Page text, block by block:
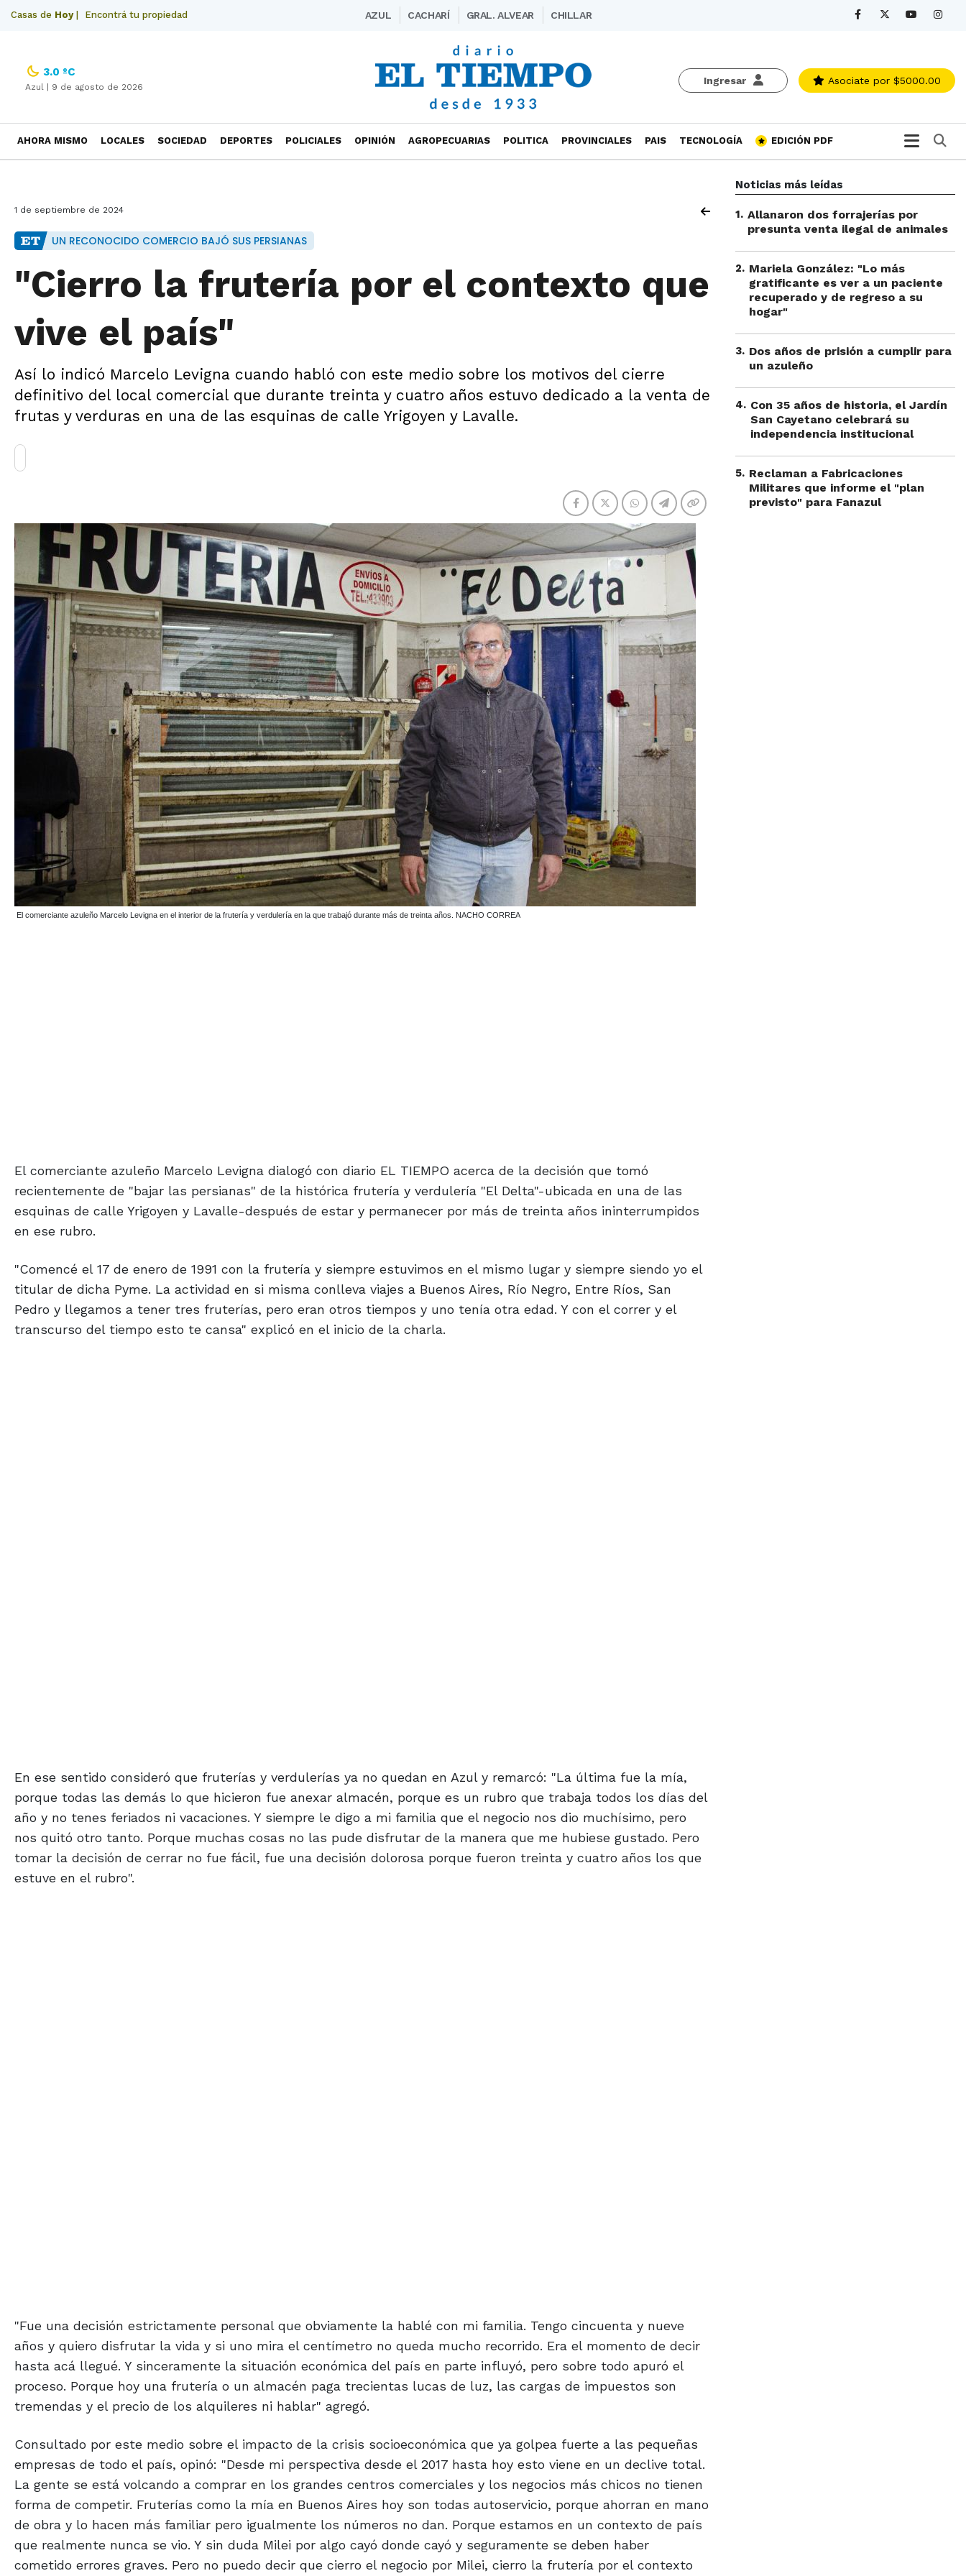
Casas de Hoy| Encontrá tu propiedad AZUL CACHARÍ GRAL. ALVEAR CHILLAR
Ingresar Asociate por $5000.00
3.0 ºC
Azul | 9 de agosto de 2026
AHORA MISMO LOCALES SOCIEDAD DEPORTES POLICIALES OPINIÓN AGROPECUARIAS POLITICA PROVINCIALES PAIS TECNOLOGÍA EDICIÓN PDF
1 de septiembre de 2024
UN RECONOCIDO COMERCIO BAJÓ SUS PERSIANAS
"Cierro la frutería por el contexto que
vive el país"
Así lo indicó Marcelo Levigna cuando habló con este medio sobre los motivos del cierre
definitivo del local comercial que durante treinta y cuatro años estuvo dedicado a la venta de
frutas y verduras en una de las esquinas de calle Yrigoyen y Lavalle.
El comerciante azuleño Marcelo Levigna en el interior de la frutería y verdulería en la que trabajó durante más de treinta años. NACHO CORREA
El comerciante azuleño Marcelo Levigna dialogó con diario EL TIEMPO acerca de la decisión que tomó
recientemente de "bajar las persianas" de la histórica frutería y verdulería "El Delta"-ubicada en una de las
esquinas de calle Yrigoyen y Lavalle-después de estar y permanecer por más de treinta años ininterrumpidos
en ese rubro.
"Comencé el 17 de enero de 1991 con la frutería y siempre estuvimos en el mismo lugar y siempre siendo yo el
titular de dicha Pyme. La actividad en si misma conlleva viajes a Buenos Aires, Río Negro, Entre Ríos, San
Pedro y llegamos a tener tres fruterías, pero eran otros tiempos y uno tenía otra edad. Y con el correr y el
transcurso del tiempo esto te cansa" explicó en el inicio de la charla.
En ese sentido consideró que fruterías y verdulerías ya no quedan en Azul y remarcó: "La última fue la mía,
porque todas las demás lo que hicieron fue anexar almacén, porque es un rubro que trabaja todos los días del
año y no tenes feriados ni vacaciones. Y siempre le digo a mi familia que el negocio nos dio muchísimo, pero
nos quitó otro tanto. Porque muchas cosas no las pude disfrutar de la manera que me hubiese gustado. Pero
tomar la decisión de cerrar no fue fácil, fue una decisión dolorosa porque fueron treinta y cuatro años los que
estuve en el rubro".
"Fue una decisión estrictamente personal que obviamente la hablé con mi familia. Tengo cincuenta y nueve
años y quiero disfrutar la vida y si uno mira el centímetro no queda mucho recorrido. Era el momento de decir
hasta acá llegué. Y sinceramente la situación económica del país en parte influyó, pero sobre todo apuró el
proceso. Porque hoy una frutería o un almacén paga trecientas lucas de luz, las cargas de impuestos son
tremendas y el precio de los alquileres ni hablar" agregó.
Consultado por este medio sobre el impacto de la crisis socioeconómica que ya golpea fuerte a las pequeñas
empresas de todo el país, opinó: "Desde mi perspectiva desde el 2017 hasta hoy esto viene en un declive total.
La gente se está volcando a comprar en los grandes centros comerciales y los negocios más chicos no tienen
forma de competir. Fruterías como la mía en Buenos Aires hoy son todas autoservicio, porque ahorran en mano
de obra y lo hacen más familiar pero igualmente los números no dan. Porque estamos en un contexto de país
que realmente nunca se vio. Y sin duda Milei por algo cayó donde cayó y seguramente se deben haber
cometido errores graves. Pero no puedo decir que cierro el negocio por Milei, cierro la frutería por el contexto
Noticias más leídas
1. Allanaron dos forrajerías por
presunta venta ilegal de animales
2. Mariela González: "Lo más
gratificante es ver a un paciente
recuperado y de regreso a su
hogar"
3. Dos años de prisión a cumplir para
un azuleño
4. Con 35 años de historia, el Jardín
San Cayetano celebrará su
independencia institucional
5. Reclaman a Fabricaciones
Militares que informe el "plan
previsto" para Fanazul